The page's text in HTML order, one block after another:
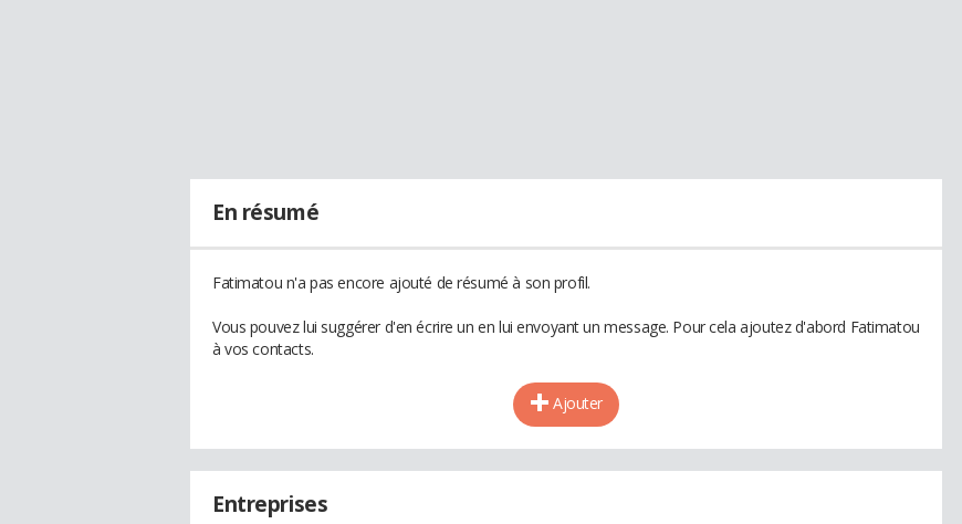
En résumé
Fatimatou n'a pas encore ajouté de résumé à son profil.
Vous pouvez lui suggérer d'en écrire un en lui envoyant un message. Pour cela ajoutez d'abord Fatimatou
à vos contacts.
Ajouter
Entreprises